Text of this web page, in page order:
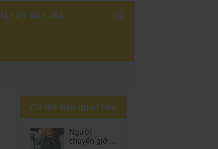
Có thể bạn quan tâm
Người
chuyển giới
KÝ MÁT - XA